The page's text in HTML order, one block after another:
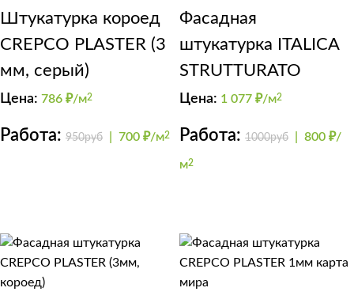
Штукатурка короед
CREPCO PLASTER (3
мм, серый)
Цена: 786 ₽/м2
Работа: 950руб 700 ₽/м2
Фасадная
штукатурка ITALICA
STRUTTURATO
Цена: 1 077 ₽/м2
Работа: 1000руб 800 ₽/
м2